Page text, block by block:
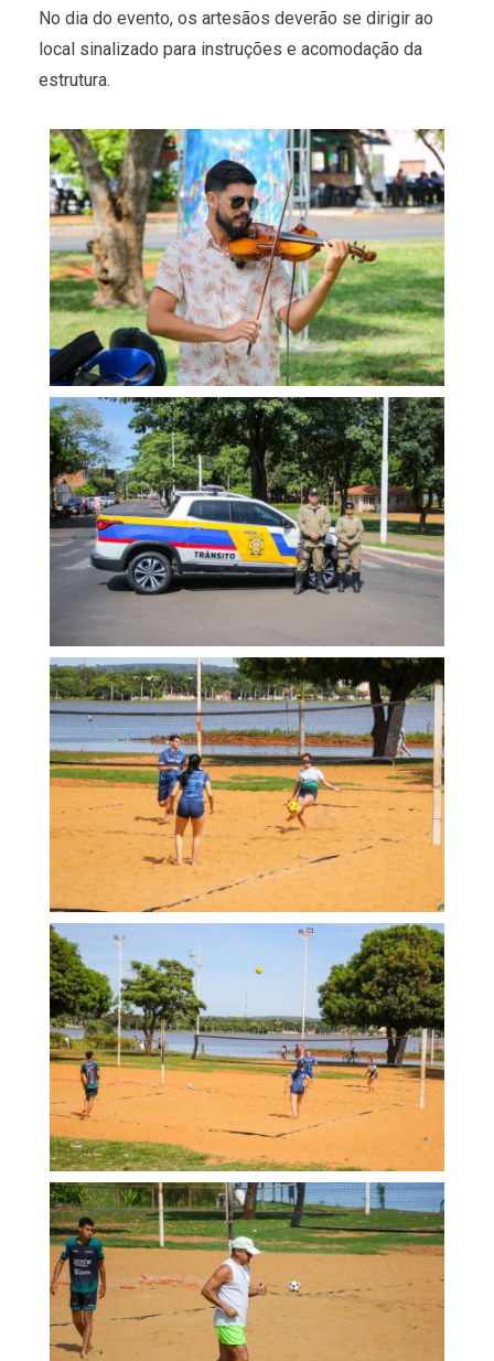
No dia do evento, os artesãos deverão se dirigir ao
local sinalizado para instruções e acomodação da
estrutura.